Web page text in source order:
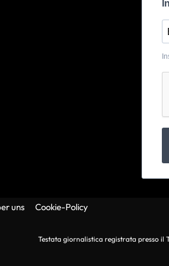
uns Cookie-Policy
Testata giornalistica registrata presso il